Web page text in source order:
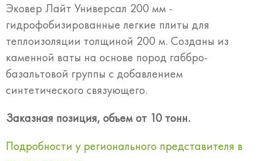
Эковер Лайт Универсал 200 мм -
гидрофобизированные легкие плиты для
теплоизоляции толщиной 200 м. Созданы из
каменной ваты на основе пород габбро-
базальтовой группы с добавлением
синтетического связующего.
Заказная позиция, объем от 10 тонн.
Подробности у регионального представителя в